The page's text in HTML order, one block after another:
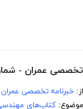
تخصصی عمران -
از:خبرنامه تخصصی عمران
موضوع:کتاب‌های